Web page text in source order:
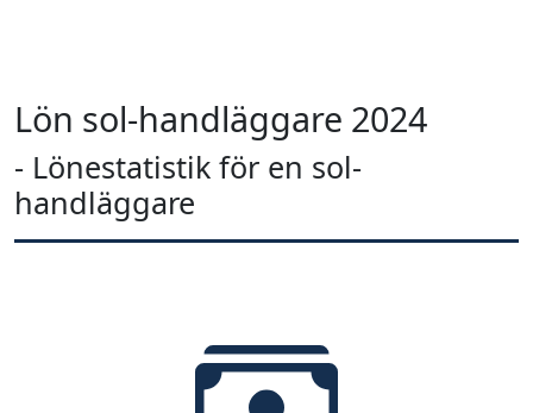
Lön sol-handläggare 2024
- Lönestatistik för en sol-
handläggare